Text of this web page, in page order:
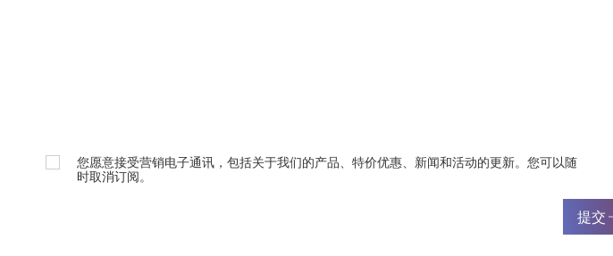
您愿意接受营销电子通讯，包括关于我们的产品、特价优惠、新闻和活动的更新。您可以随
时取消订阅。
提交